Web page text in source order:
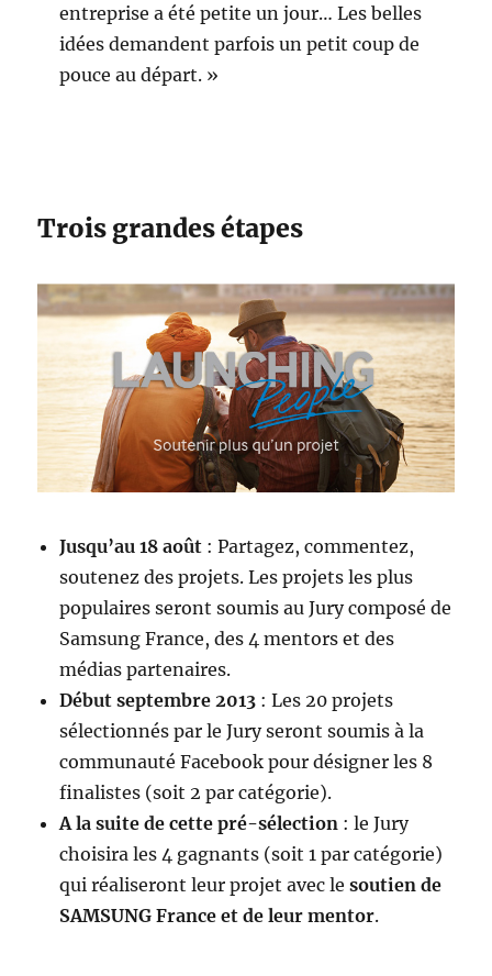
entreprise a été petite un jour… Les belles
idées demandent parfois un petit coup de
pouce au départ. »
Trois grandes étapes
Jusqu’au 18 août : Partagez, commentez,
soutenez des projets. Les projets les plus
populaires seront soumis au Jury composé de
Samsung France, des 4 mentors et des
médias partenaires.
Début septembre 2013 : Les 20 projets
sélectionnés par le Jury seront soumis à la
communauté Facebook pour désigner les 8
finalistes (soit 2 par catégorie).
A la suite de cette pré-sélection : le Jury
choisira les 4 gagnants (soit 1 par catégorie)
qui réaliseront leur projet avec lesoutien de
SAMSUNG France et de leur mentor.